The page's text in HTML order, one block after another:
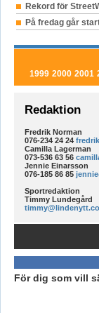
Rekord för
På fredag går
1999 2000 2001
Redaktion
Fredrik Norman
076-234 24 24
Camilla Lagerman
073-536 63 56
Jennie Einarsson
076-185 86 85
Sportredaktion
Timmy Lundegård
För dig som vill